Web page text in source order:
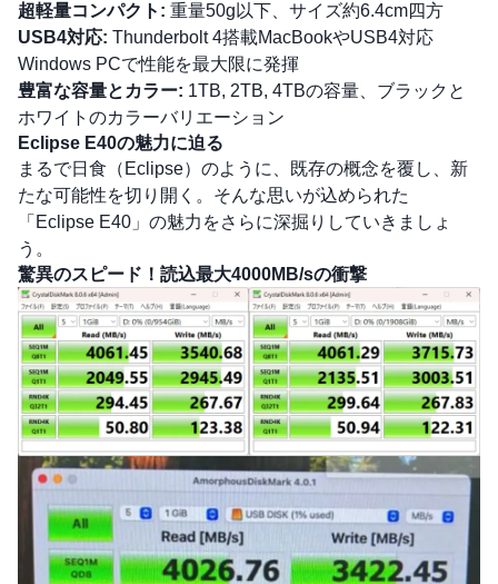
超軽量コンパクト: 重量50g以下、サイズ約6.4cm四方
USB4対応: Thunderbolt 4搭載MacBookやUSB4対応
Windows PCで性能を最大限に発揮
豊富な容量とカラー: 1TB, 2TB, 4TBの容量、ブラックと
ホワイトのカラーバリエーション
Eclipse E40の魅力に迫る
まるで日食（Eclipse）のように、既存の概念を覆し、新
たな可能性を切り開く。そんな思いが込められた
「Eclipse E40」の魅力をさらに深掘りしていきましょ
う。
驚異のスピード！読込最大4000MB/sの衝撃